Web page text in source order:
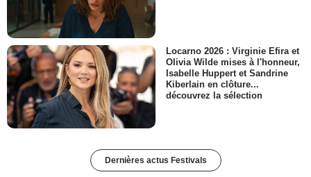
Locarno 2026 : Virginie Efira et
Olivia Wilde mises à l'honneur,
Isabelle Huppert et Sandrine
Kiberlain en clôture...
découvrez la sélection
Dernières actus Festivals